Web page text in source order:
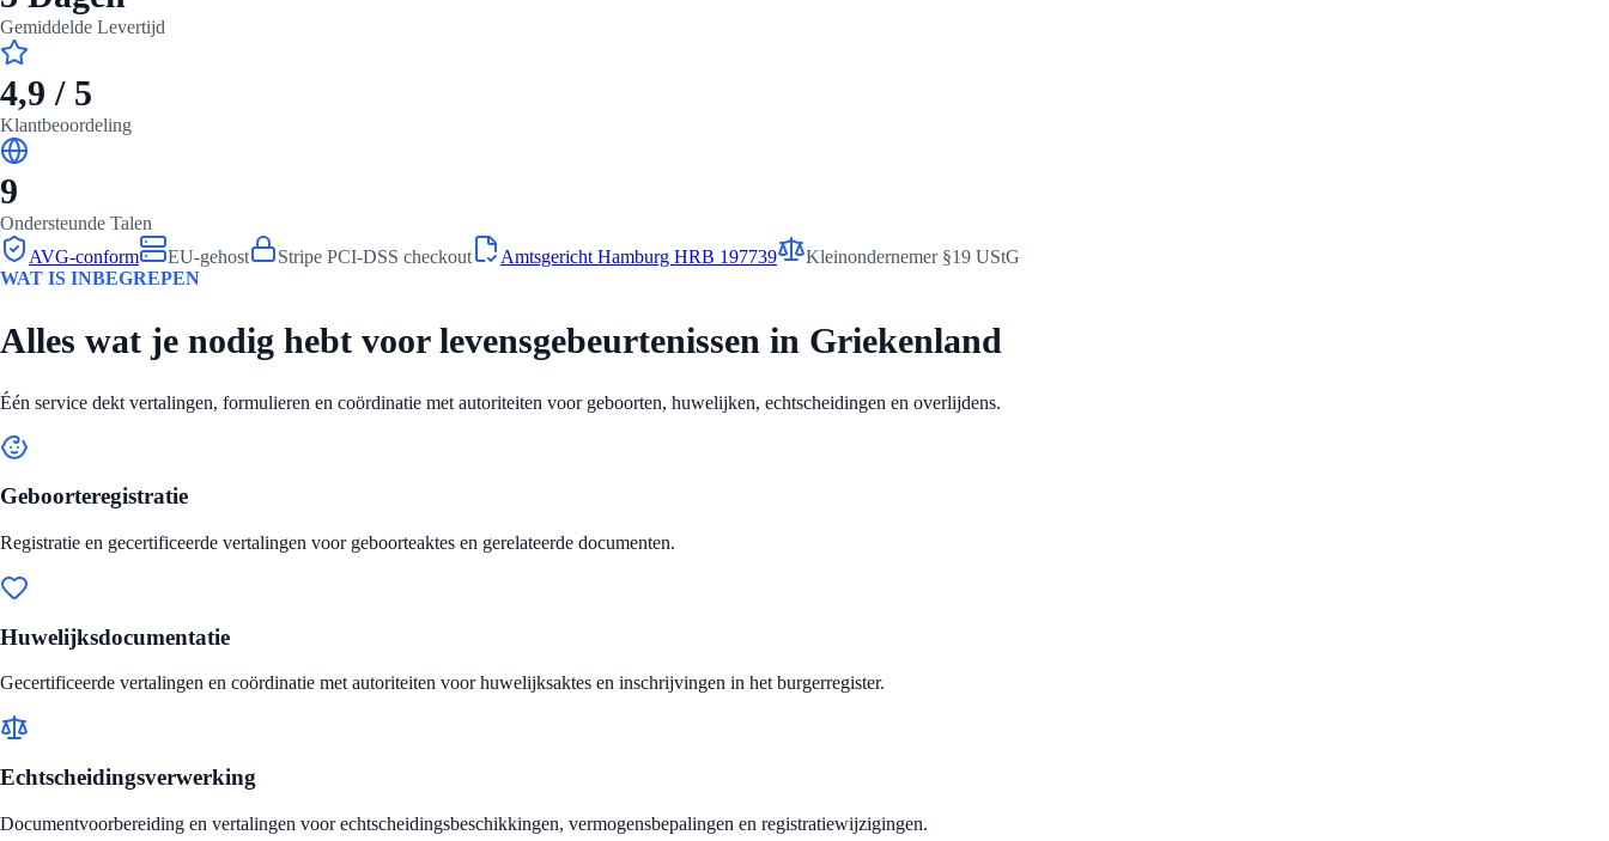
Gemiddelde Levertijd
4,9 / 5
Klantbeoordeling
9
Ondersteunde Talen
AVG-conform
EU-gehost Stripe PCI-DSS checkout Amtsgericht Hamburg HRB 197739
Kleinondernemer §19 UStG
WAT IS INBEGREPEN
Alles wat je nodig hebt voor levensgebeurtenissen in Griekenland
Één service dekt vertalingen, formulieren en coördinatie met autoriteiten voor geboorten, huwelijken, echtscheidingen en overlijdens.
Geboorteregistratie
Registratie en gecertificeerde vertalingen voor geboorteaktes en gerelateerde documenten.
Huwelijksdocumentatie
Gecertificeerde vertalingen en coördinatie met autoriteiten voor huwelijksaktes en inschrijvingen in het burgerregister.
Echtscheidingsverwerking
Documentvoorbereiding en vertalingen voor echtscheidingsbeschikkingen, vermogensbepalingen en registratiewijzigingen.